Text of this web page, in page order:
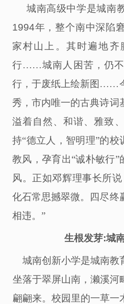
城南高级中学是城南
1994年，整个南中深陷
家村山上。其时遍地齐
行……城南人困苦 ， 仍
行，于废纸上绘新图……
秀，市内唯一的古典诗词
溢着自然、和谐、雅致
持“德立人，智明理”的校
教风，孕育出“诚朴敏行”
风。正如邓辉理事长所说
化石常思撼翠微。四尽终
相违。”
生根发芽:城
城南创新小学是城南教
坐落于翠屏山南，濑溪河
翩翩来。校园里的一草一